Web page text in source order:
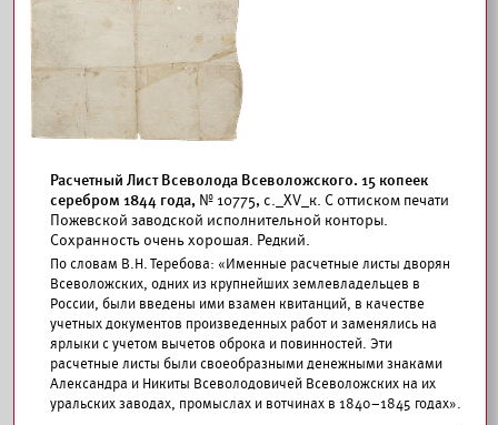
Расчетный Лист Всеволода Всеволожского. 15 копеек
серебром 1844 года, № 10775, с._ХV_к. С оттиском печати
Пожевской заводской исполнительной конторы.
Сохранность очень хорошая. Редкий.
По словам В.Н. Теребова: «Именные расчетные листы дворян
Всеволожских, одних из крупнейших землевладельцев в
России, были введены ими взамен квитанций, в качестве
учетных документов произведенных работ и заменялись на
ярлыки с учетом вычетов оброка и повинностей. Эти
расчетные листы были своеобразными денежными знаками
Александра и Никиты Всеволодовичей Всеволожских на их
уральских заводах, промыслах и вотчинах в 1840–1845 годах».